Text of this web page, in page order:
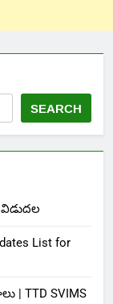
SEARCH
List for
| TTD SVIMS